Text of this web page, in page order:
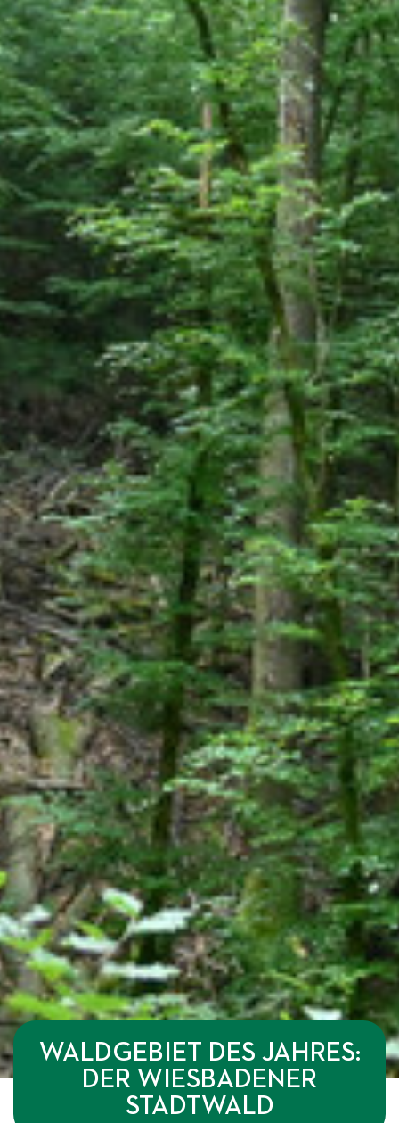
WALDGEBIET DES JAHRES:
DER WIESBADENER
STADTWALD